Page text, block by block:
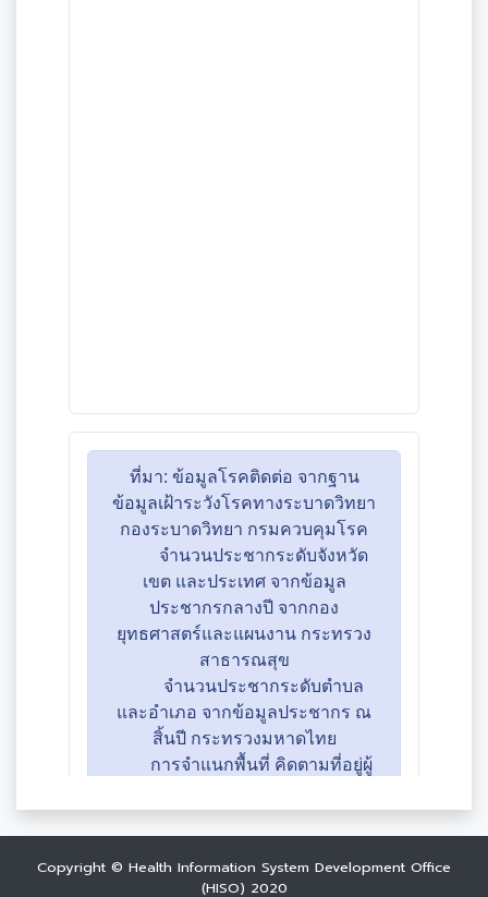
Copyright © Health Information System Development Office
(HISO) 2020